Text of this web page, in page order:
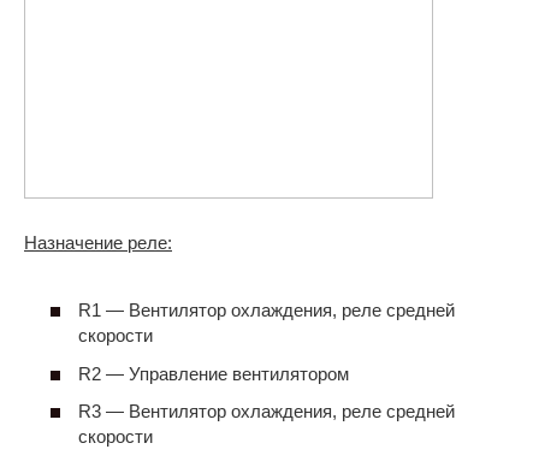
Назначение реле:
R1 — Вентилятор охлаждения, реле средней
скорости
R2 — Управление вентилятором
R3 — Вентилятор охлаждения, реле средней
скорости